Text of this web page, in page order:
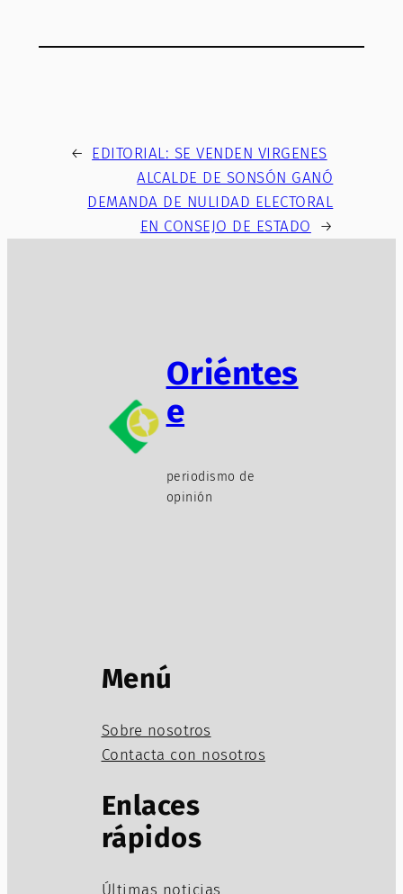
← EDITORIAL: SE VENDEN VIRGENES
ALCALDE DE SONSÓN GANÓ
DEMANDA DE NULIDAD ELECTORAL
EN CONSEJO DE ESTADO
→
Oriéntes
e
periodismo de
opinión
Menú
Sobre nosotros
Contacta con nosotros
Enlaces
rápidos
Últimas noticias